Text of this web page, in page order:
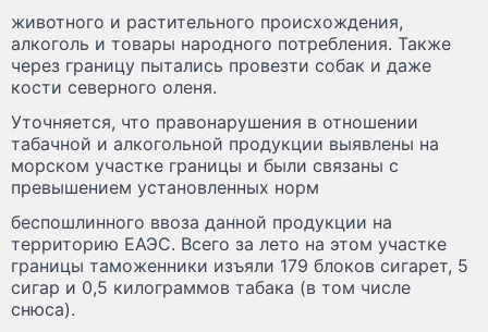
животного и растительного происхождения,
алкоголь и товары народного потребления. Также
через границу пытались провезти собак и даже
кости северного оленя.
Уточняется, что правонарушения в отношении
табачной и алкогольной продукции выявлены на
морском участке границы и были связаны с
превышением установленных норм
беспошлинного ввоза данной продукции на
территорию ЕАЭС. Всего за лето на этом участке
границы таможенники изъяли 179 блоков сигарет, 5
сигар и 0,5 килограммов табака (в том числе
снюса).